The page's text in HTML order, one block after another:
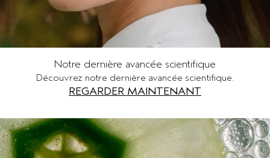
Notre dernière avancée scientifique
Découvrez notre dernière avancée scientifique.
REGARDER MAINTENANT